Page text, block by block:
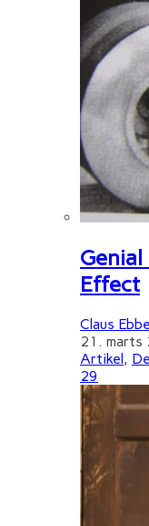
Effect
Claus
21. marts
Artikel,
29